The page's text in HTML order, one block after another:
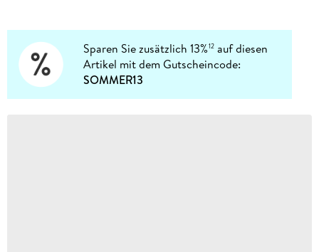
Sparen Sie zusätzlich 13%12 auf diesen
Artikel mit dem Gutscheincode:
SOMMER13